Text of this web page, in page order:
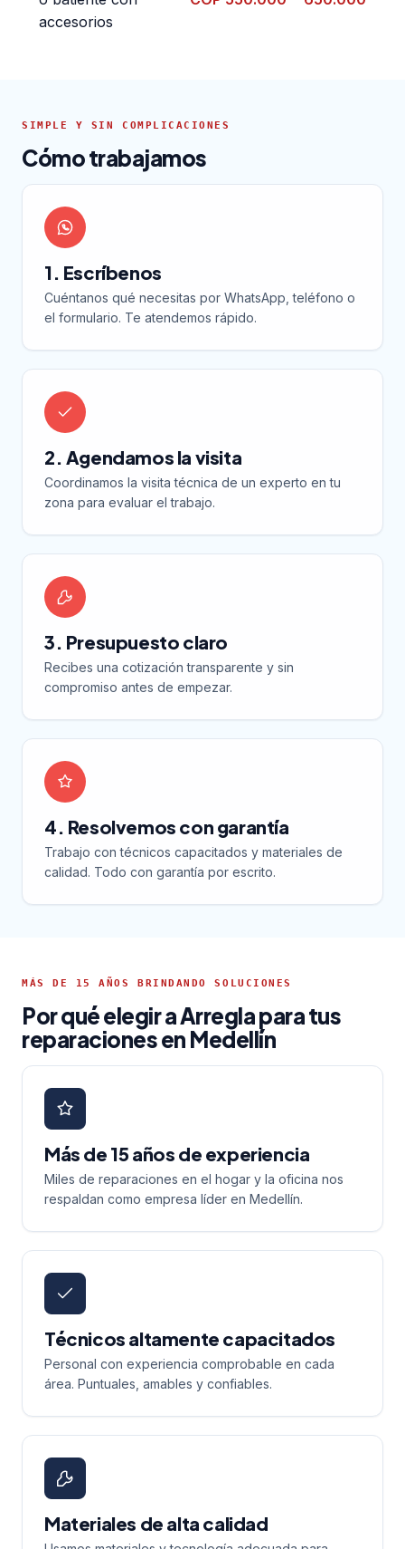
accesorios
SIMPLE Y SIN COMPLICACIONES
Cómo trabajamos
1. Escríbenos
Cuéntanos qué necesitas por WhatsApp, teléfono o
el formulario. Te atendemos rápido.
2. Agendamos la visita
Coordinamos la visita técnica de un experto en tu
zona para evaluar el trabajo.
3. Presupuesto claro
Recibes una cotización transparente y sin
compromiso antes de empezar.
4. Resolvemos con garantía
Trabajo con técnicos capacitados y materiales de
calidad. Todo con garantía por escrito.
MÁS DE 15 AÑOS BRINDANDO SOLUCIONES
Por qué elegir a Arregla para tus
reparaciones en Medellín
Más de 15 años de experiencia
Miles de reparaciones en el hogar y la oficina nos
respaldan como empresa líder en Medellín.
Técnicos altamente capacitados
Personal con experiencia comprobable en cada
área. Puntuales, amables y confiables.
Materiales de alta calidad